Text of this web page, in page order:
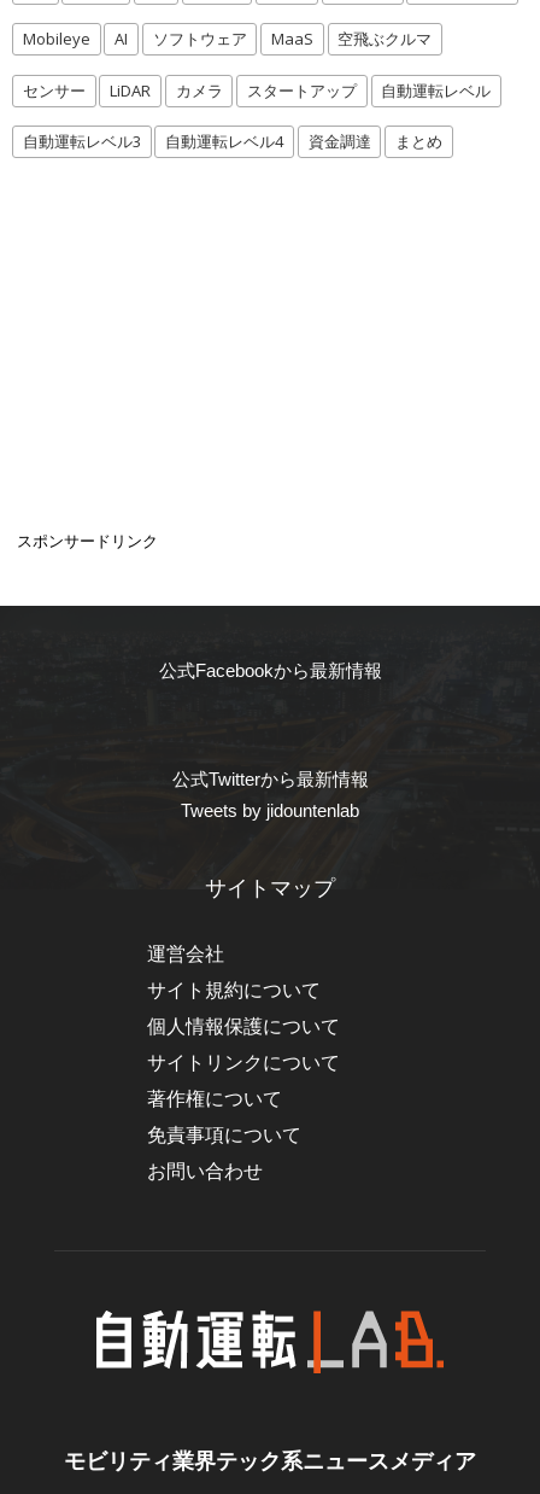
Mobileye AI ソフトウェア MaaS 空飛ぶクルマ
センサー LiDAR カメラ スタートアップ 自動運転レベル
自動運転レベル3 自動運転レベル4 資金調達 まとめ
スポンサードリンク
公式Facebookから最新情報
公式Twitterから最新情報
Tweets by jidountenlab
サイトマップ
運営会社
サイト規約について
個人情報保護について
サイトリンクについて
著作権について
免責事項について
お問い合わせ
モビリティ業界テック系ニュースメディア